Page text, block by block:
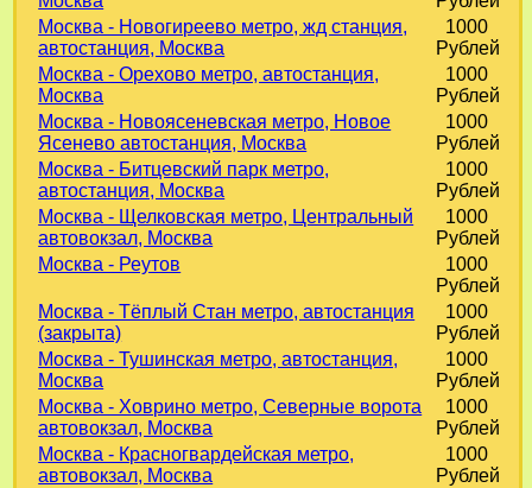
Москва - Новогиреево метро, жд станция,
автостанция, Москва
1000
Рублей
Москва - Орехово метро, автостанция,
Москва
1000
Рублей
Москва - Новоясеневская метро, Новое
Ясенево автостанция, Москва
1000
Рублей
Москва - Битцевский парк метро,
автостанция, Москва
1000
Рублей
Москва - Щелковская метро, Центральный
автовокзал, Москва
1000
Рублей
Москва - Реутов
1000
Рублей
Москва - Тёплый Стан метро, автостанция
(закрыта)
1000
Рублей
Москва - Тушинская метро, автостанция,
Москва
1000
Рублей
Москва - Ховрино метро, Северные ворота
автовокзал, Москва
1000
Рублей
Москва - Красногвардейская метро,
автовокзал, Москва
1000
Рублей